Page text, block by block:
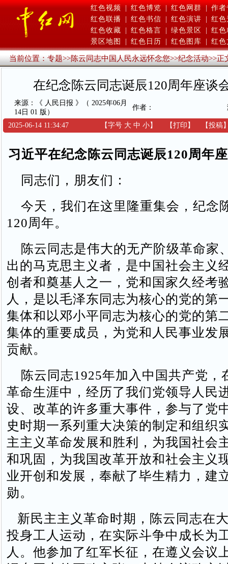
红色视频 | 红色博览 | 红色网群 | 作者
红色联播
红色书信 红色演讲
红色
红色收藏
红色格言 绿色景区
红色
景区地图
红色日历 红色图库 红色
当前位置：专题>>陈云同志中国人民永远怀念您>>纪念活动>>正
在纪念陈云同志诞辰120周年座谈
来源：《 人民日报 》（ 2025年06月
14日 01 版）
作者：
2025-06-14 11:34:47 【字号 大 中 小】 【打印 】 【投稿
习近平在纪念陈云同志诞辰120周年
同志们，朋友们：
今天，我们在这里隆重集会，纪念
120周年。
陈云同志是伟大的无产阶级革命家
出的马克思主义者，是中国社会主义
创者和奠基人之一，党和国家久经考
人，是以毛泽东同志为核心的党的第
集体和以邓小平同志为核心的党的第
集体的重要成员，为党和人民事业发
贡献。
陈云同志1925年加入中国共产党，
革命生涯中，经历了我们党领导人民
设、改革的许多重大事件，参与了党
史时期一系列重大决策的制定和组织
主主义革命发展和胜利，为我国社会
和巩固，为我国改革开放和社会主义
业开创和发展，奉献了毕生精力，建
勋。
新民主主义革命时期，陈云同志在
投身工人运动，在实际斗争中成长为
人。他参加了红军长征，在遵义会议